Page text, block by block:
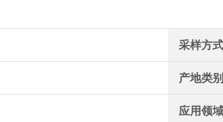
采样方
产地类
应用领